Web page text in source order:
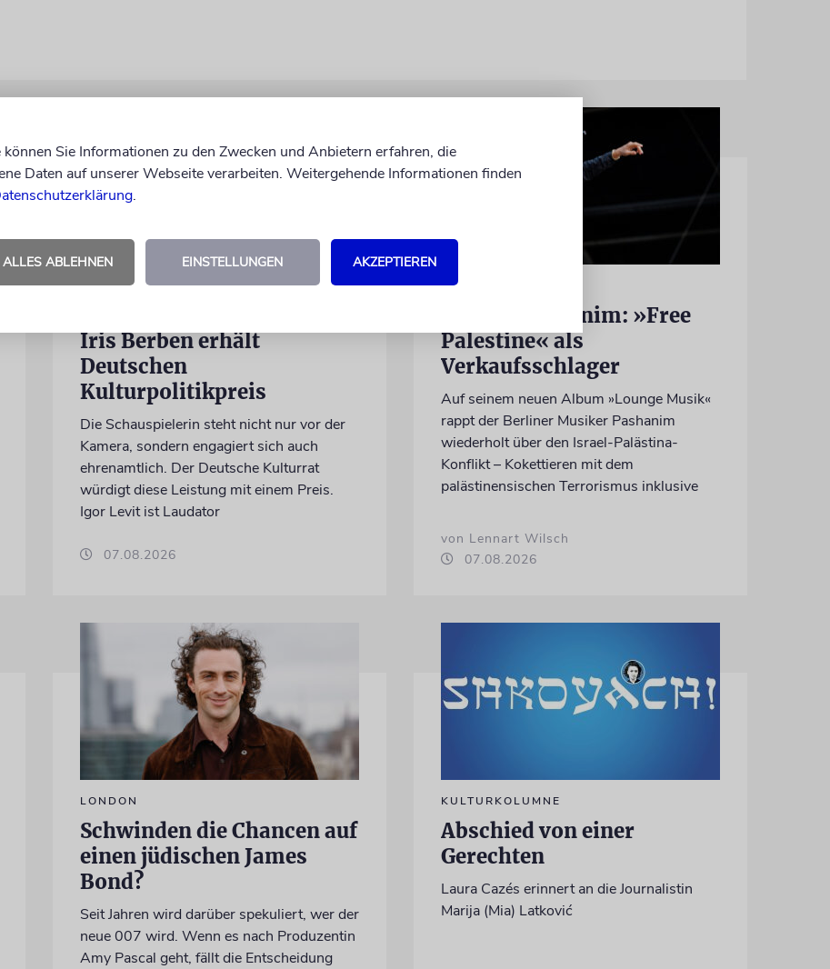
BERLIN
Iris Berben erhält
Deutschen
Kulturpolitikpreis
Die Schauspielerin steht nicht nur vor der
Kamera, sondern engagiert sich auch
ehrenamtlich. Der Deutsche Kulturrat
würdigt diese Leistung mit einem Preis.
Igor Levit ist Laudator
07.08.2026
HIPHOP
Rapper Pashanim: »Free
Palestine« als
Verkaufsschlager
Auf seinem neuen Album »Lounge Musik«
rappt der Berliner Musiker Pashanim
wiederholt über den Israel-Palästina-
Konflikt – Kokettieren mit dem
palästinensischen Terrorismus inklusive
von Lennart Wilsch
07.08.2026
LONDON
Schwinden die Chancen auf
einen jüdischen James
Bond?
Seit Jahren wird darüber spekuliert, wer der
neue 007 wird. Wenn es nach Produzentin
Amy Pascal geht, fällt die Entscheidung
KULTURKOLUMNE
Abschied von einer
Gerechten
Laura Cazés erinnert an die Journalistin
Marija (Mia) Latković
Sie Informationen zu den Zwecken und Anbietern erfahren, die
Daten auf unserer Webseite verarbeiten. Weitergehende Informationen finden
.
ALLES ABLEHNEN EINSTELLUNGEN AKZEPTIEREN